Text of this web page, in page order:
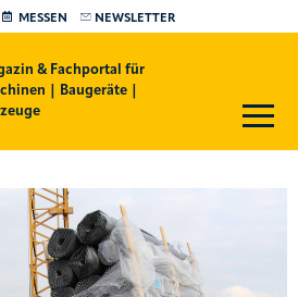
MESSEN NEWSLETTER
& Fachportal für
| Baugeräte |